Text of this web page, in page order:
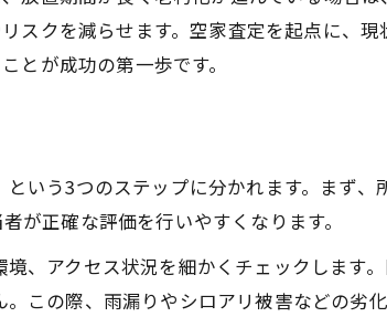
をスムーズに進める査定テクニック
早く売るための査定活用ポイント
す空家査定の手順
金化するための査定手順解説
定から現金化までの流れを紹介
で成功する現金化の進め方
スクを減らせます。空家査定を起点に、
とが成功の第一歩です。
いう3つのステップに分かれます。まず
が正確な評価を行いやすくなります。
、アクセス状況を細かくチェックします
この際、雨漏りやシロアリ被害などの劣